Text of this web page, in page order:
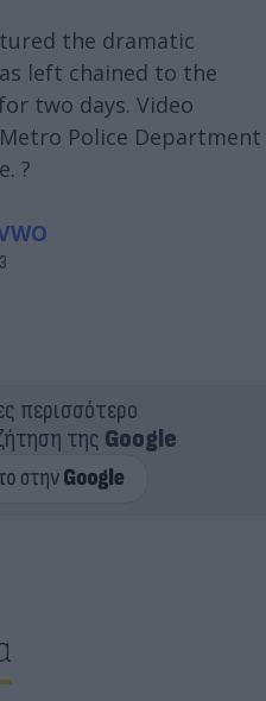
the dramatic
left chained to the
two days. Video
Police Department
?
περισσότερο
της Google